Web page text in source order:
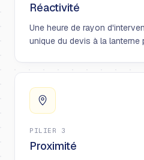
Réactivité
Une heure de rayon
unique du devis à la lanterne
PILIER 3
Proximité